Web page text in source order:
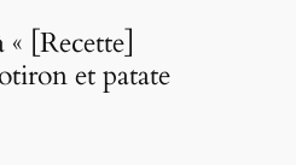
« [Recette]
et patate